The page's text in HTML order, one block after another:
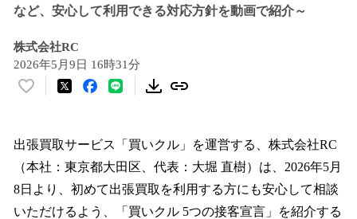
など、安心して利用できる対応方針を動画で紹介～
株式会社RC
2026年5月9日 16時31分
い
！
数
を
読
み
出張買取サービス「買いクル」を運営する、株式会社RC
（本社：東京都大田区、代表：大堀 直樹）は、2026年5月
8日より、初めて出張買取を利用する方にも安心して相談
いただけるよう、「買いクル 5つの接客宣言」を紹介する